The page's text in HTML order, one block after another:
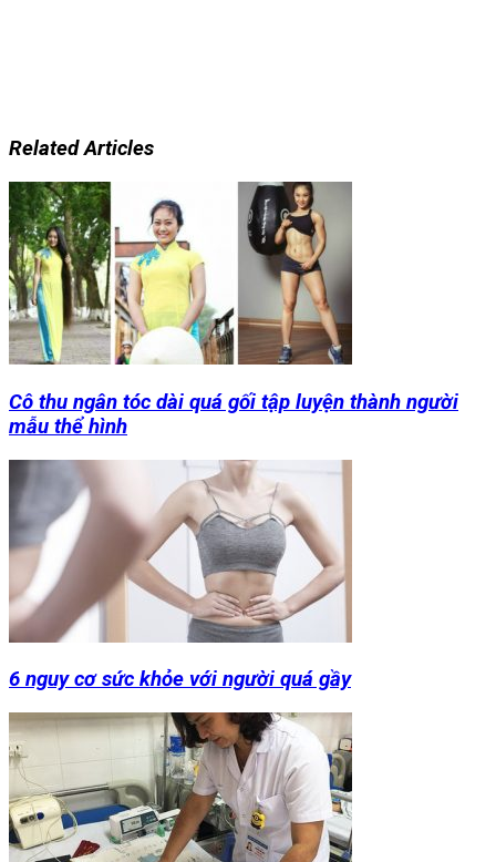
Related Articles
Cô thu ngân tóc dài quá gối tập luyện thành người
mẫu thể hình
6 nguy cơ sức khỏe với người quá gầy